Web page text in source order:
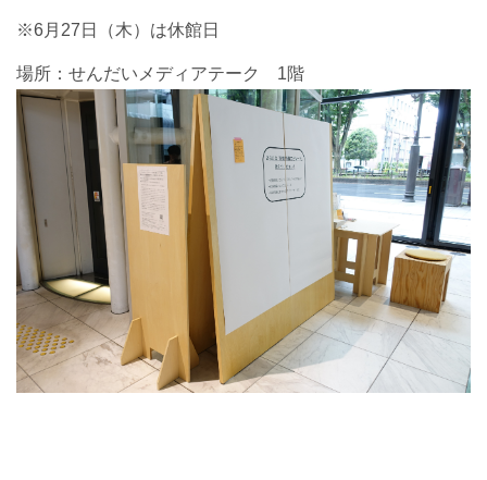
※6月 27 日（木）は休館日
場所：せんだいメディアテーク 1階